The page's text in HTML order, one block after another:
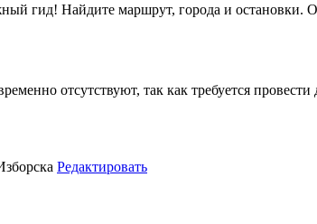
гид! Найдите маршрут, города и
отсутствуют, так как требуется
Редактировать